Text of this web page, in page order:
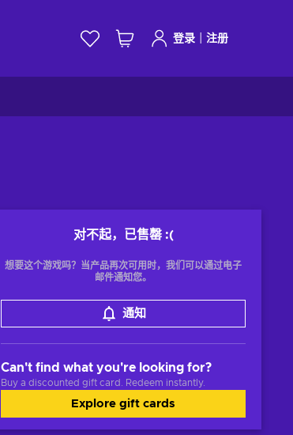
登录 注册
对不起，已售罄 :(
想要这个游戏吗？当产品再次可用时，我们可以通过电子
邮件通知您。
通知
Can't find what you're looking for?
Buy a discounted gift card. Redeem instantly.
Explore gift cards